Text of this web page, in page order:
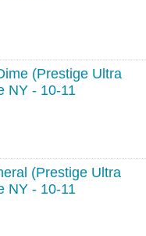
(Prestige Ultra
NY - 10-11
(Prestige Ultra
NY - 10-11